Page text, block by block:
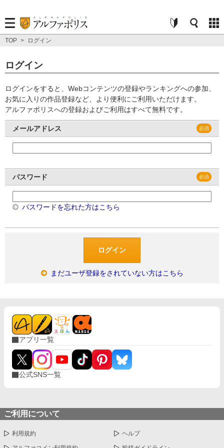
TOP > ログイン
ログイン
ログインをすると、Webコンテンツの登録やランキングへの参加、
お気に入りの作品登録など、より便利にご利用いただけます。
アルファポリスへの登録およびご利用はすべて無料です。
メールアドレス
パスワード
パスワードを忘れた方はこちら
まだユーザ登録をされていない方はこちら
アプリ一覧
公式SNS一覧
ご利用について
利用規約 ヘルプ